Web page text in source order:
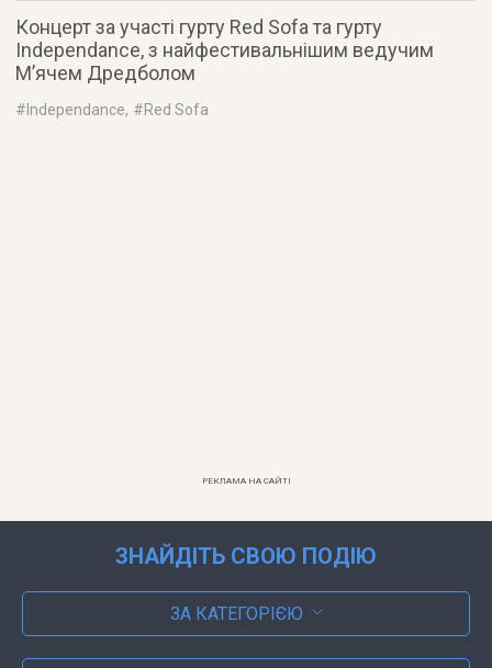
Концерт за участі гурту Red Sofa та гурту
Independance, з найфестивальнішим ведучим
М’ячем Дредболом
#Independance, #Red Sofa
РЕКЛАМА НА САЙТІ
ЗНАЙДІТЬ СВОЮ ПОДІЮ
ЗА КАТЕГОРІЄЮ